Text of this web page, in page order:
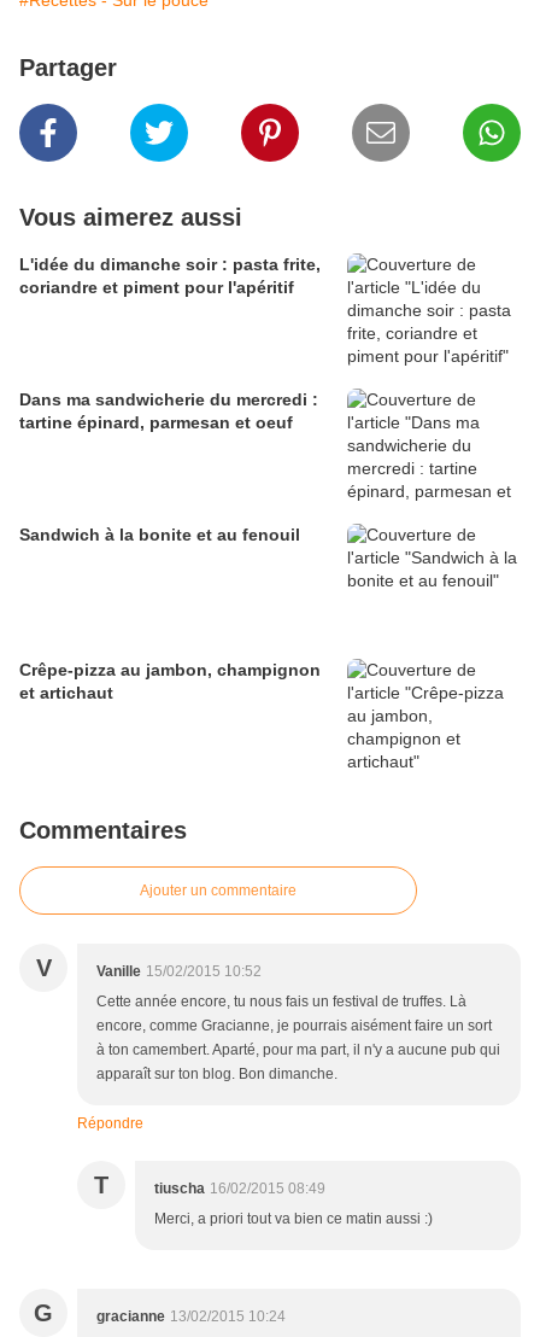
Partager
Vous aimerez aussi
L'idée du dimanche soir : pasta frite,
coriandre et piment pour l'apéritif
Dans ma sandwicherie du mercredi :
tartine épinard, parmesan et oeuf
Sandwich à la bonite et au fenouil
Crêpe-pizza au jambon, champignon
et artichaut
Commentaires
Ajouter un commentaire
V Vanille 15/02/2015 10:52
Cette année encore, tu nous fais un festival de truffes. Là
encore, comme Gracianne, je pourrais aisément faire un sort
à ton camembert. Aparté, pour ma part, il n'y a aucune pub qui
apparaît sur ton blog. Bon dimanche.
Répondre
T tiuscha 16/02/2015 08:49
Merci, a priori tout va bien ce matin aussi :)
G gracianne 13/02/2015 10:24